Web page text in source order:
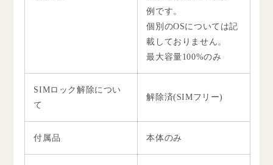
例です。
個別のOSについては記
載しておりません。
最大容量100%のみ
SIMロック解除につい
て
解除済(SIMフリー)
付属品 本体のみ